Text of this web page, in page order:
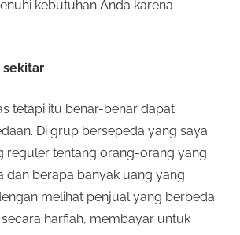
kebutuhan Anda karena
sekitar
tetapi itu benar-benar dapat
Di grup bersepeda yang saya
reguler tentang orang-orang yang
dan berapa banyak uang yang
melihat penjual yang berbeda.
harfiah, membayar untuk